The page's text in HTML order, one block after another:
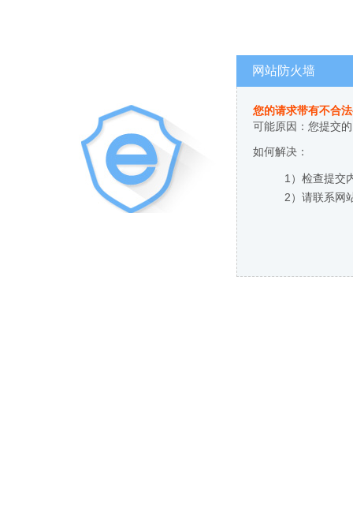
网站防火墙
您的请求带有不合
可能原因：您提交
如何解决：
1）检查提交
2）请联系网